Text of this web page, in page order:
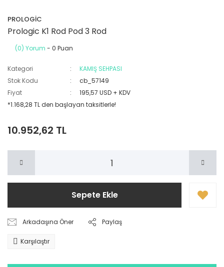
PROLOGİC
Prologic K1 Rod Pod 3 Rod
(0) Yorum - 0 Puan
Kategori
KAMIŞ SEHPASI
Stok Kodu
cb_57149
Fiyat
195,57 USD + KDV
*1.168,28 TL den başlayan taksitlerle!
10.952,62 TL
Sepete Ekle
Arkadaşına Öner Paylaş
Karşılaştır